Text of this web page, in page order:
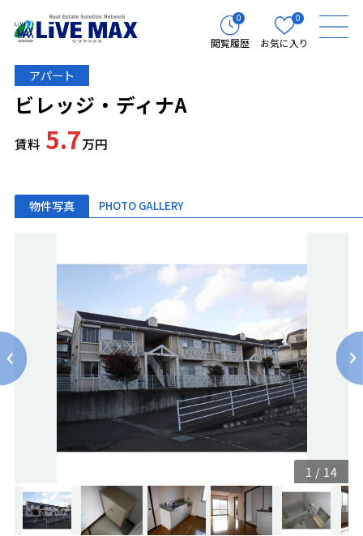
0
閲覧履歴
0
お気に入り
アパート
ビレッジ・ディナA
賃料 5.7万円
物件写真 PHOTO GALLERY
1 / 14